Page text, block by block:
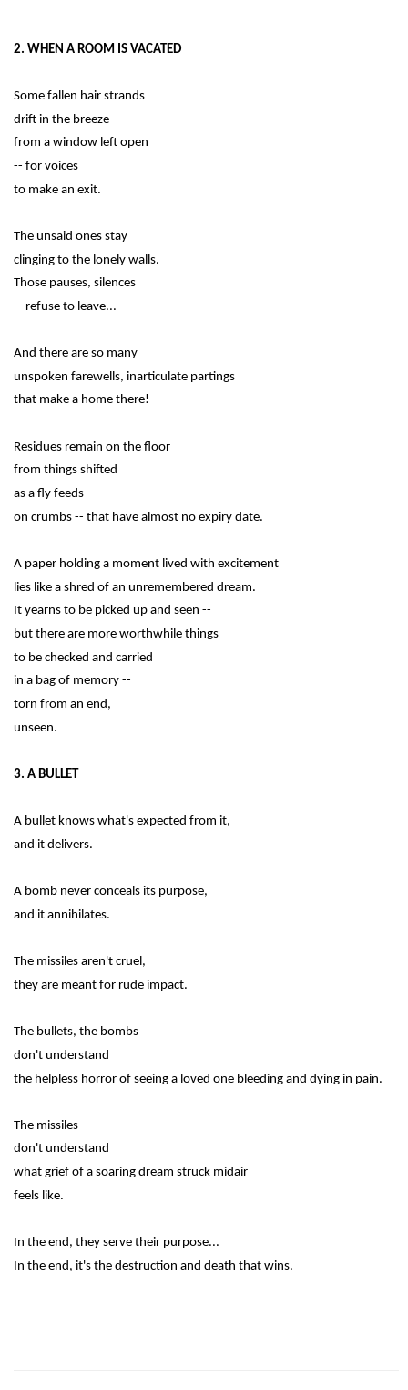
2. WHEN A ROOM IS VACATED
Some fallen hair strands
drift in the breeze
from a window left open
-- for voices
to make an exit.
The unsaid ones stay
clinging to the lonely walls.
Those pauses, silences
-- refuse to leave...
And there are so many
unspoken farewells, inarticulate partings
that make a home there!
Residues remain on the floor
from things shifted
as a fly feeds
on crumbs -- that have almost no expiry date.
A paper holding a moment lived with excitement
lies like a shred of an unremembered dream.
It yearns to be picked up and seen --
but there are more worthwhile things
to be checked and carried
in a bag of memory --
torn from an end,
unseen.
3. A BULLET
A bullet knows what's expected from it,
and it delivers.
A bomb never conceals its purpose,
and it annihilates.
The missiles aren't cruel,
they are meant for rude impact.
The bullets, the bombs
don't understand
the helpless horror of seeing a loved one bleeding and dying in pain.
The missiles
don't understand
what grief of a soaring dream struck midair
feels like.
In the end, they serve their purpose...
In the end, it's the destruction and death that wins.